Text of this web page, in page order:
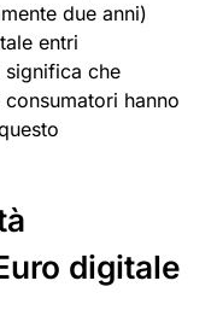
due anni)
entri
significa che
hanno
digitale